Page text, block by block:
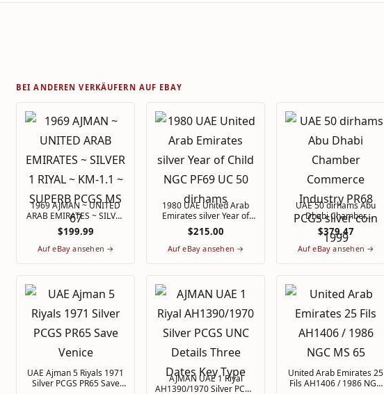
BEI ANDEREN VERKÄUFERN AUF EBAY
1969 AJMAN ~ UNITED
ARAB EMIRATES ~ SILVER
1 RIYAL ~ KM-1.1 ~
SUPERB PCGS MS 67
$199.99
Auf eBay ansehen →
1980 UAE United Arab
Emirates silver Year of
Child NGC PF69 UC 50
dirhams
$215.00
Auf eBay ansehen →
UAE 50 dirhams Abu
Dhabi Chamber
Commerce Industry PR68
PCGS silver coin 1999
$379.47
Auf eBay ansehen →
UAE Ajman 5 Riyals 1971
Silver PCGS PR65 Save
AJMAN UAE 1 Riyal
AH1390/1970 Silver PCGS
United Arab Emirates 25
Fils AH1406 / 1986 NGC